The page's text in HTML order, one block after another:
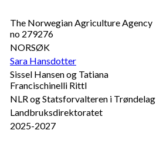
The Norwegian Agriculture Agency
no 279276
NORSØK
Sara Hansdotter
Sissel Hansen og Tatiana
Francischinelli Rittl
NLR og Statsforvalteren i Trøndelag
Landbruksdirektoratet
2025-2027